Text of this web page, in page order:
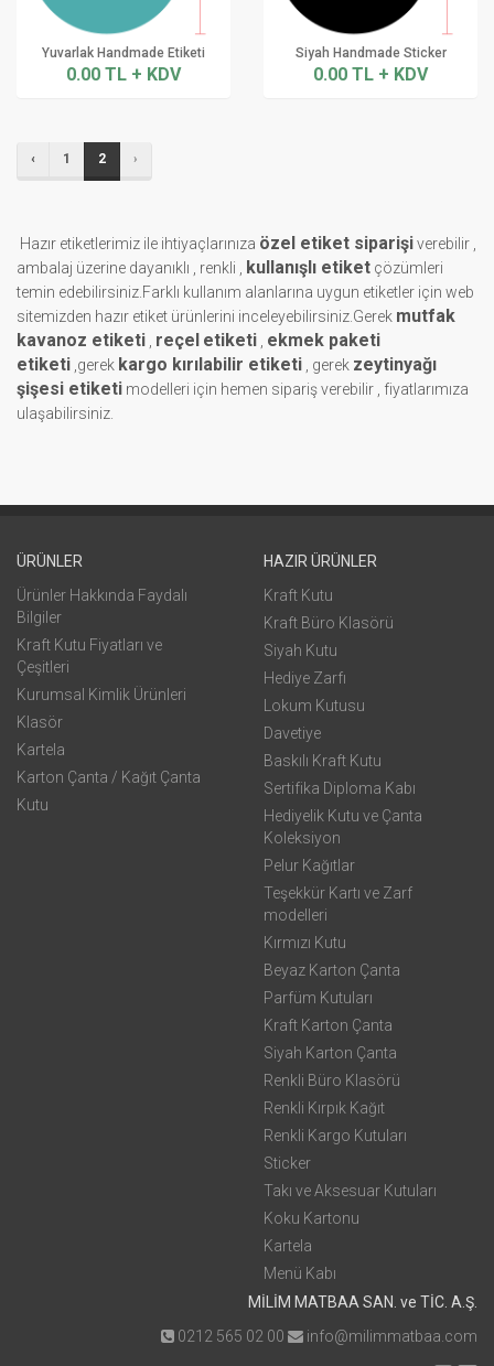
Yuvarlak Handmade Etiketi
0.00 TL + KDV
Siyah Handmade Sticker
0.00 TL + KDV
‹ 1 2 ›
Hazır etiketlerimiz ile ihtiyaçlarınıza özel etiket siparişiverebilir ,
ambalaj üzerine dayanıklı , renkli , kullanışlı etiket çözümleri
temin edebilirsiniz.Farklı kullanım alanlarına uygun etiketler için web
sitemizden hazır etiket ürünlerini inceleyebilirsiniz.Gerek mutfak
kavanoz etiketi reçel etiketi ekmek paketi
etiketi ,gerek kargo kırılabilir etiketi , gerek zeytinyağı
şişesi etiketi modelleri için hemen sipariş verebilir , fiyatlarımıza
ulaşabilirsiniz.
ÜRÜNLER
Ürünler Hakkında Faydalı
Bilgiler
Kraft Kutu Fiyatları ve
Çeşitleri
Kurumsal Kimlik Ürünleri
Klasör
Kartela
Karton Çanta / Kağıt Çanta
Kutu
HAZIR ÜRÜNLER
Kraft Kutu
Kraft Büro Klasörü
Siyah Kutu
Hediye Zarfı
Lokum Kutusu
Davetiye
Baskılı Kraft Kutu
Sertifika Diploma Kabı
Hediyelik Kutu ve Çanta
Koleksiyon
Pelur Kağıtlar
Teşekkür Kartı ve Zarf
modelleri
Kırmızı Kutu
Beyaz Karton Çanta
Parfüm Kutuları
Kraft Karton Çanta
Siyah Karton Çanta
Renkli Büro Klasörü
Renkli Kırpık Kağıt
Renkli Kargo Kutuları
Sticker
Takı ve Aksesuar Kutuları
Koku Kartonu
Kartela
Menü Kabı
MİLİM MATBAA SAN. ve TİC. A.Ş.
0212 565 02 00
info@milimmatbaa.com